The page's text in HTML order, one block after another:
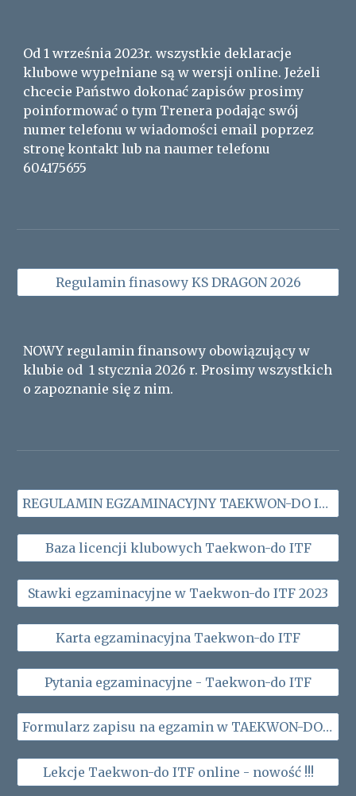
Od 1 września 2023r. wszystkie deklaracje
klubowe wypełniane są w wersji online. Jeżeli
chcecie Państwo dokonać zapisów prosimy
poinformować o tym Trenera podając swój
numer telefonu w wiadomości email poprzez
stronę kontakt lub na naumer telefonu
604175655
Regulamin finasowy KS DRAGON 2026
NOWY regulamin finansowy obowiązujący w
klubie od 1 stycznia 2026 r. Prosimy wszystkich
o zapoznanie się z nim.
REGULAMIN EGZAMINACYJNY TAEKWON-DO ITF 2023
Baza licencji klubowych Taekwon-do ITF
Stawki egzaminacyjne w Taekwon-do ITF 2023
Karta egzaminacyjna Taekwon-do ITF
Pytania egzaminacyjne - Taekwon-do ITF
Formularz zapisu na egzamin w TAEKWON-DO ITF 2023
Lekcje Taekwon-do ITF online - nowość !!!